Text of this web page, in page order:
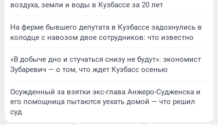
воздуха, земли и воды в Кузбассе за 20 лет
На ферме бывшего депутата в Кузбассе задохнулись в
колодце с навозом двое сотрудников: что известно
«В добыче дно и стучаться снизу не будут»: экономист
Зубаревич — о том, что ждет Кузбасс осенью
Осужденный за взятки экс-глава Анжеро-Судженска и
его помощница пытаются уехать домой — что решил
суд